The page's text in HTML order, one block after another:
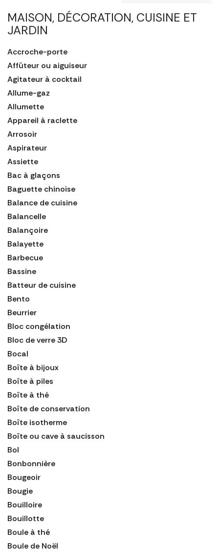
MAISON, DÉCORATION, CUISINE ET
JARDIN
Accroche-porte
Affûteur ou aiguiseur
Agitateur à cocktail
Allume-gaz
Allumette
Appareil à raclette
Arrosoir
Aspirateur
Assiette
Bac à glaçons
Baguette chinoise
Balance de cuisine
Balancelle
Balançoire
Balayette
Barbecue
Bassine
Batteur de cuisine
Bento
Beurrier
Bloc congélation
Bloc de verre 3D
Bocal
Boîte à bijoux
Boîte à piles
Boîte à thé
Boîte de conservation
Boîte isotherme
Boîte ou cave à saucisson
Bol
Bonbonnière
Bougeoir
Bougie
Bouilloire
Bouillotte
Boule à thé
Boule de Noël